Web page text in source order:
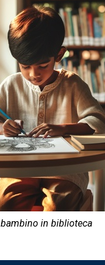
bambino in biblioteca